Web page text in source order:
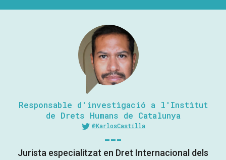
Responsable d'investigació a l'Institut
de Drets Humans de Catalunya
@KarlosCastilla
Jurista especialitzat en Dret Internacional dels